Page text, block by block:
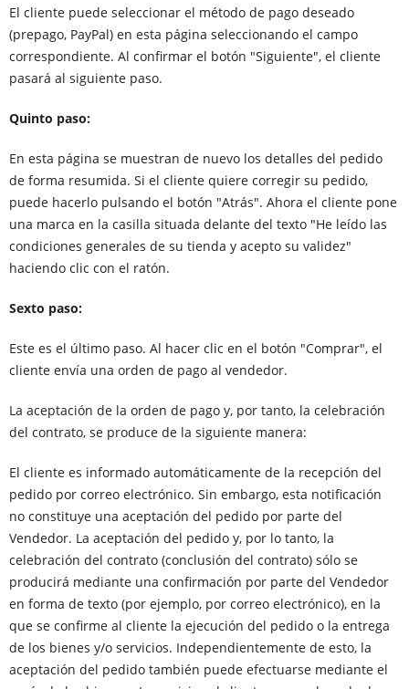
El cliente puede seleccionar el método de pago deseado
(prepago, PayPal) en esta página seleccionando el campo
correspondiente. Al confirmar el botón "Siguiente", el cliente
pasará al siguiente paso.
Quinto paso:
En esta página se muestran de nuevo los detalles del pedido
de forma resumida. Si el cliente quiere corregir su pedido,
puede hacerlo pulsando el botón "Atrás". Ahora el cliente pone
una marca en la casilla situada delante del texto "He leído las
condiciones generales de su tienda y acepto su validez"
haciendo clic con el ratón.
Sexto paso:
Este es el último paso. Al hacer clic en el botón "Comprar", el
cliente envía una orden de pago al vendedor.
La aceptación de la orden de pago y, por tanto, la celebración
del contrato, se produce de la siguiente manera:
El cliente es informado automáticamente de la recepción del
pedido por correo electrónico. Sin embargo, esta notificación
no constituye una aceptación del pedido por parte del
Vendedor. La aceptación del pedido y, por lo tanto, la
celebración del contrato (conclusión del contrato) sólo se
producirá mediante una confirmación por parte del Vendedor
en forma de texto (por ejemplo, por correo electrónico), en la
que se confirme al cliente la ejecución del pedido o la entrega
de los bienes y/o servicios. Independientemente de esto, la
aceptación del pedido también puede efectuarse mediante el